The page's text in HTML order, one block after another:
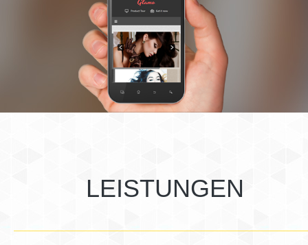
LEISTUNGEN